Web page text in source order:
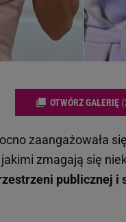
OTWÓRZ GALERIĘ
zaangażowała
zmagają się
publicznej i